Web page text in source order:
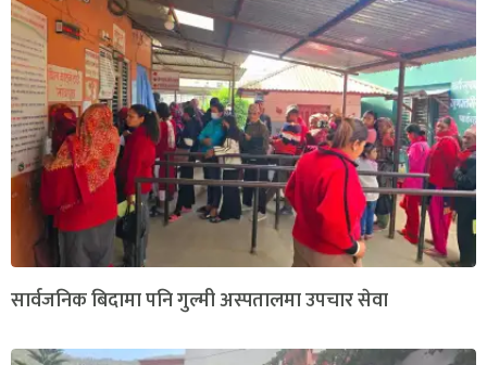
सार्वजनिक बिदामा पनि गुल्मी अस्पतालमा उपचार सेवा